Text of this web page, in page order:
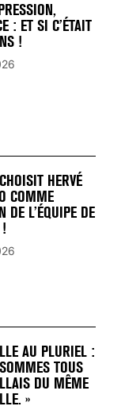
: ET SI C’ÉTAIT
!
HERVÉ
COMME
DE L’ÉQUIPE DE
!
AU PLURIEL :
TOUS
DU MÊME
»